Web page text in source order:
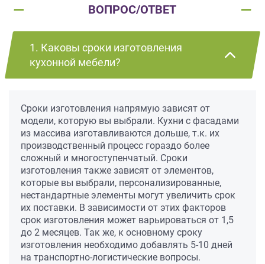
ВОПРОС/ОТВЕТ
1. Каковы сроки изготовления
кухонной мебели?
Сроки изготовления напрямую зависят от
модели, которую вы выбрали. Кухни с фасадами
из массива изготавливаются дольше, т.к. их
производственный процесс гораздо более
сложный и многоступенчатый. Сроки
изготовления также зависят от элементов,
которые вы выбрали, персонализированные,
нестандартные элементы могут увеличить срок
их поставки. В зависимости от этих факторов
срок изготовления может варьироваться от 1,5
до 2 месяцев. Так же, к основному сроку
изготовления необходимо добавлять 5-10 дней
на транспортно-логистические вопросы.